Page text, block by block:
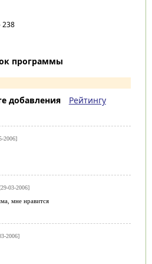
238
программы
добавления
Рейтингу
2006]
03-2006]
мне нравится
2006]